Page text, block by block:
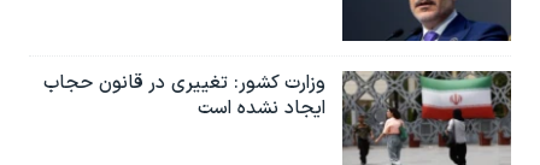
وزارت کشور: تغییری در قانون حجاب
ایجاد نشده است